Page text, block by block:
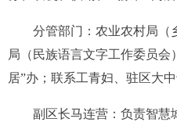
分管部门：农业农村局 （
局（民族语言文字工作委员会
居”办 ；联系工青妇 驻区大
副区长马连营： 负责智慧